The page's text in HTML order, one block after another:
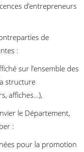
d’entrepreneurs
de
:
sur l’ensemble des
structure
affiches…),
le Département,
:
pour la promotion